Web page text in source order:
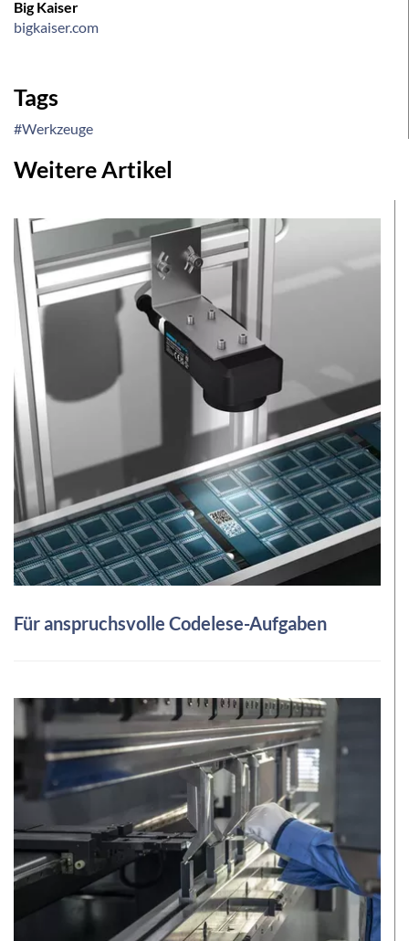
Big Kaiser
bigkaiser.com
Tags
#Werkzeuge
Weitere Artikel
Für anspruchsvolle Codelese-Aufgaben